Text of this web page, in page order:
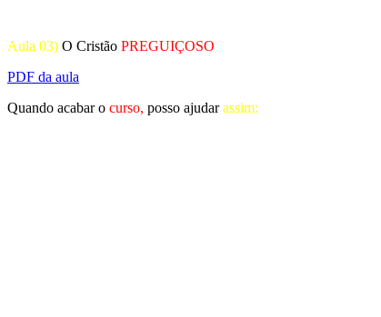
Aula 03) O Cristão PREGUIÇOSO
PDF da aula
Quando acabar o curso, posso ajudarassim: